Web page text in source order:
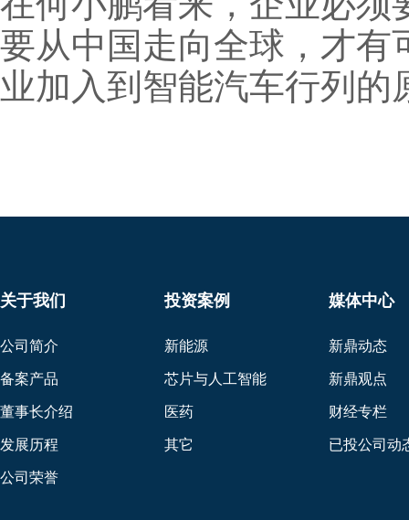
要从中国走向全球，才有
业加入到智能汽车行列
关于我们
公司简介
备案产品
董事长介绍
发展历程
公司荣誉
投资案例
新能源
芯片与人工智能
医药
其它
媒体中心
新鼎动态
新鼎观点
财经专栏
已投公司动